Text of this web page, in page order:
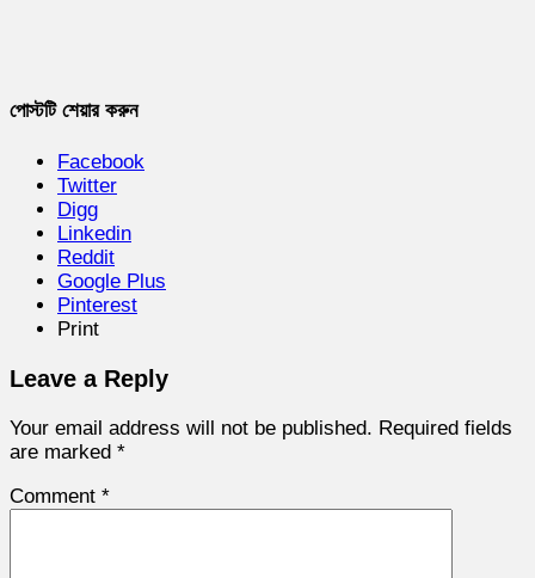
পোস্টটি শেয়ার করুন
Facebook
Twitter
Digg
Linkedin
Reddit
Google Plus
Pinterest
Print
Leave a Reply
Your email address will not be published. Required fields
are marked *
Comment *